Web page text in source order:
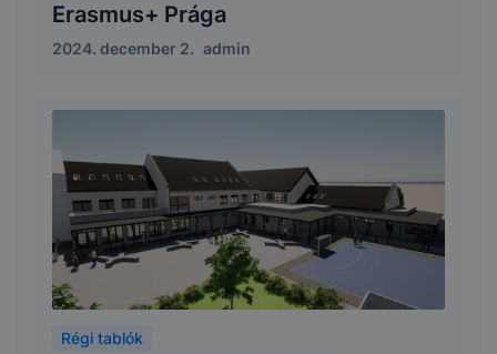
Erasmus+ Prága
2024. december 2. admin
Régi tablók